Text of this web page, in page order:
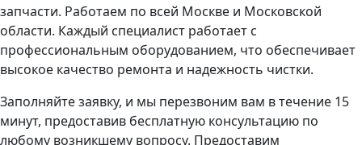
запчасти. Работаем по всей Москве и Московской
области. Каждый специалист работает с
профессиональным оборудованием, что обеспечивает
высокое качество ремонта и надежность чистки.
Заполняйте заявку, и мы перезвоним вам в течение 15
минут, предоставив бесплатную консультацию по
любому возникшему вопросу. Предоставим